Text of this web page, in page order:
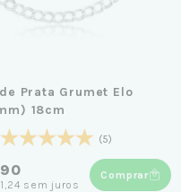
Prata Grumet Elo
18cm
(5)
sem juros
Comprar